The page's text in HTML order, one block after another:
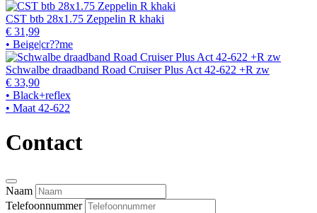
CST btb 28x1.75 Zeppelin R khaki
€ 31,99
• Beige|cr??me
Schwalbe draadband Road Cruiser Plus Act 42-622 +R zw
€ 33,90
• Black+reflex
• Maat 42-622
Contact
Naam
Telefoonnummer